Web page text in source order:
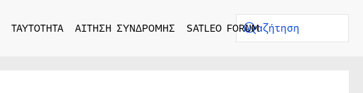
ΤΑΥΤΟΤΗΤΑ ΑΙΤΗΣΗ ΣΥΝΔΡΟΜΗΣ SATLEO FORUM